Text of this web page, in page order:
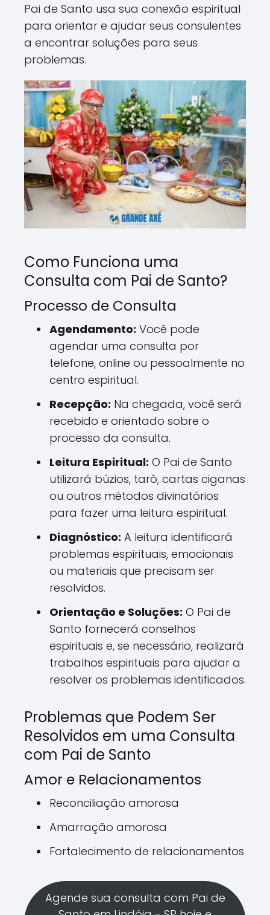
Pai de Santo usa sua conexão espiritual
para orientar e ajudar seus consulentes
a encontrar soluções para seus
problemas.
Como Funciona uma
Consulta com Pai de Santo?
Processo de Consulta
Agendamento: Você pode
agendar uma consulta por
telefone, online ou pessoalmente no
centro espiritual.
Recepção: Na chegada, você será
recebido e orientado sobre o
processo da consulta.
Leitura Espiritual: O Pai de Santo
utilizará búzios, tarô, cartas ciganas
ou outros métodos divinatórios
para fazer uma leitura espiritual.
Diagnóstico: A leitura identificará
problemas espirituais, emocionais
ou materiais que precisam ser
resolvidos.
Orientação e Soluções: O Pai de
Santo fornecerá conselhos
espirituais e, se necessário, realizará
trabalhos espirituais para ajudar a
resolver os problemas identificados.
Problemas que Podem Ser
Resolvidos em uma Consulta
com Pai de Santo
Amor e Relacionamentos
Reconciliação amorosa
Amarração amorosa
Fortalecimento de relacionamentos
Agende sua consulta com Pai de